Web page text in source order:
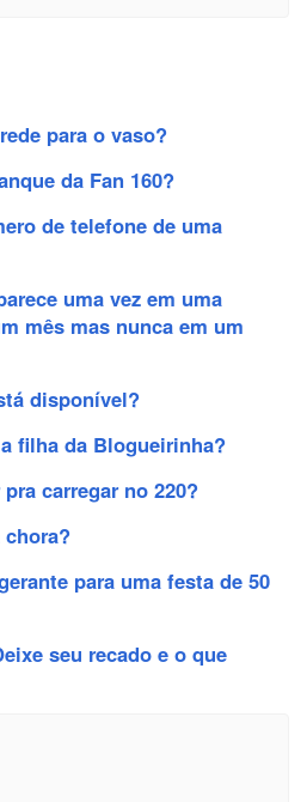
para o vaso?
da Fan 160?
de telefone de uma
uma vez em uma
mês mas nunca em um
disponível?
filha da Blogueirinha?
carregar no 220?
chora?
para uma festa de 50
seu recado e o que